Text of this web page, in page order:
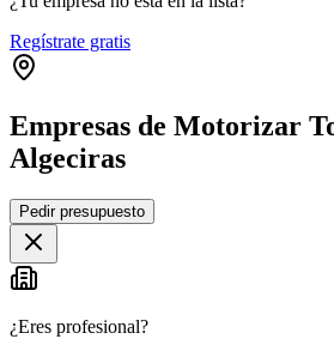
Regístrate gratis
Empresas de Motorizar
Algeciras
+
−
Pedir presupuesto
¿Eres profesional?